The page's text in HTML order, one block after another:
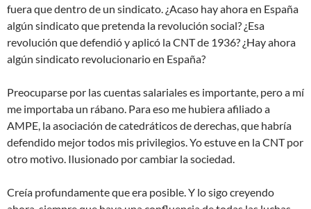
fuera que dentro de un sindicato. ¿Acaso hay ahora en España
algún sindicato que pretenda la revolución social? ¿Esa
revolución que defendió y aplicó la CNT de 1936? ¿Hay ahora
algún sindicato revolucionario en España?
Preocuparse por las cuentas salariales es importante, pero a mí
me importaba un rábano. Para eso me hubiera afiliado a
AMPE, la asociación de catedráticos de derechas, que habría
defendido mejor todos mis privilegios. Yo estuve en la CNT por
otro motivo. Ilusionado por cambiar la sociedad.
Creía profundamente que era posible. Y lo sigo creyendo